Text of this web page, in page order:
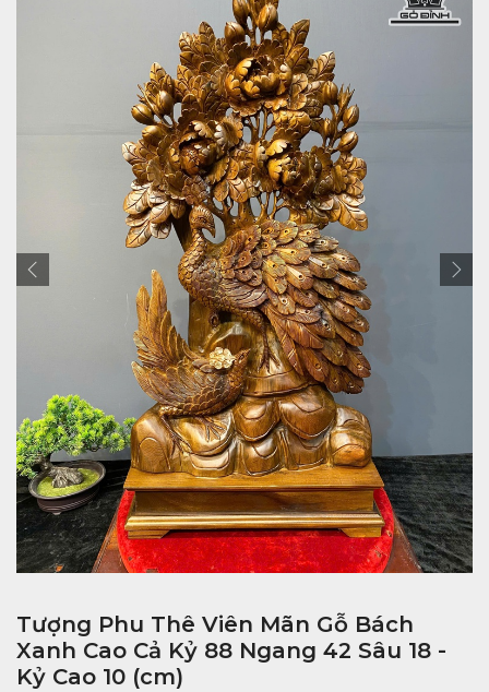
Tượng Phu Thê Viên Mãn Gỗ Bách
Xanh Cao Cả Kỷ 88 Ngang 42 Sâu 18 -
Kỷ Cao 10 (cm)